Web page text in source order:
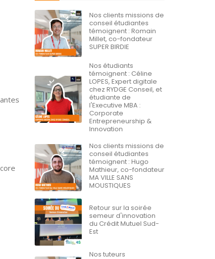
Nos clients missions de
conseil étudiantes
témoignent : Romain
Millet, co-fondateur
SUPER BIRDIE
Nos étudiants
témoignent : Céline
LOPES, Expert digitale
chez RYDGE Conseil, et
étudiante de
l'Executive MBA :
Corporate
Entrepreneurship &
Innovation
Nos clients missions de
conseil étudiantes
témoignent : Hugo
Mathieur, co-fondateur
MA VILLE SANS
MOUSTIQUES
Retour sur la soirée
semeur d'innovation
du Crédit Mutuel Sud-
Est
Nos tuteurs